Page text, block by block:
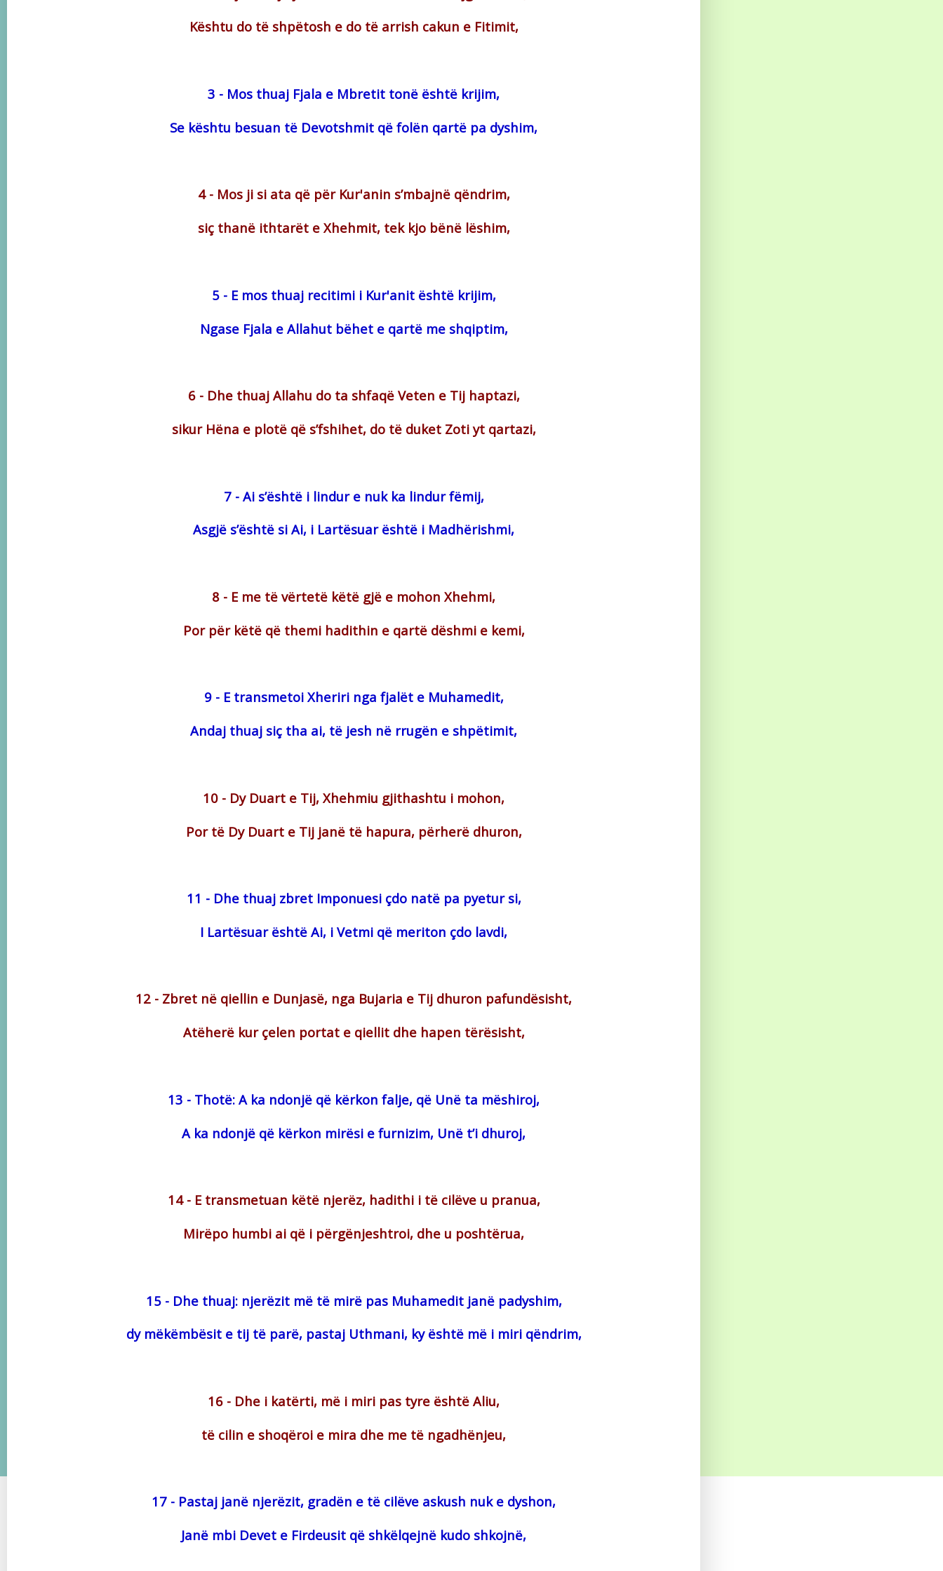
Kështu do të shpëtosh e do të arrish cakun e Fitimit,
3 - Mos thuaj Fjala e Mbretit tonë është krijim,
Se kështu besuan të Devotshmit që folën qartë pa dyshim,
4 - Mos ji si ata që për Kur'anin s’mbajnë qëndrim,
siç thanë ithtarët e Xhehmit, tek kjo bënë lëshim,
5 - E mos thuaj recitimi i Kur'anit është krijim,
Ngase Fjala e Allahut bëhet e qartë me shqiptim,
6 - Dhe thuaj Allahu do ta shfaqë Veten e Tij haptazi,
sikur Hëna e plotë që s’fshihet, do të duket Zoti yt qartazi,
7 - Ai s’është i lindur e nuk ka lindur fëmij,
Asgjë s’është si Ai, i Lartësuar është i Madhërishmi,
8 - E me të vërtetë këtë gjë e mohon Xhehmi,
Por për këtë që themi hadithin e qartë dëshmi e kemi,
9 - E transmetoi Xheriri nga fjalët e Muhamedit,
Andaj thuaj siç tha ai, të jesh në rrugën e shpëtimit,
10 - Dy Duart e Tij, Xhehmiu gjithashtu i mohon,
Por të Dy Duart e Tij janë të hapura, përherë dhuron,
11 - Dhe thuaj zbret Imponuesi çdo natë pa pyetur si,
I Lartësuar është Ai, i Vetmi që meriton çdo lavdi,
12 - Zbret në qiellin e Dunjasë, nga Bujaria e Tij dhuron pafundësisht,
Atëherë kur çelen portat e qiellit dhe hapen tërësisht,
13 - Thotë: A ka ndonjë që kërkon falje, që Unë ta mëshiroj,
A ka ndonjë që kërkon mirësi e furnizim, Unë t’i dhuroj,
14 - E transmetuan këtë njerëz, hadithi i të cilëve u pranua,
Mirëpo humbi ai që i përgënjeshtroi, dhe u poshtërua,
15 - Dhe thuaj: njerëzit më të mirë pas Muhamedit janë padyshim,
dy mëkëmbësit e tij të parë, pastaj Uthmani, ky është më i miri qëndrim,
16 - Dhe i katërti, më i miri pas tyre është Aliu,
të cilin e shoqëroi e mira dhe me të ngadhënjeu,
17 - Pastaj janë njerëzit, gradën e të cilëve askush nuk e dyshon,
Janë mbi Devet e Firdeusit që shkëlqejnë kudo shkojnë,